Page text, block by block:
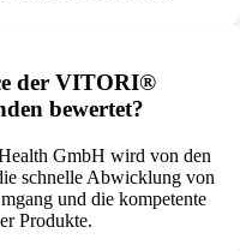
der VITORI®
bewertet?
GmbH wird von den
schnelle Abwicklung von
und die kompetente
Produkte.